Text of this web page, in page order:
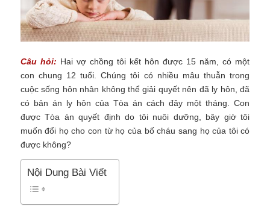
Câu hỏi: Hai vợ chồng tôi kết hôn được 15 năm, có một
con chung 12 tuổi. Chúng tôi có nhiều mâu thuẫn trong
cuộc sống hôn nhân không thể giải quyết nên đã ly hôn, đã
có bản án ly hôn của Tòa án cách đây một tháng. Con
được Tòa án quyết định do tôi nuôi dưỡng, bây giờ tôi
muốn đổi họ cho con từ họ của bố cháu sang họ của tôi có
được không?
Nội Dung Bài Viết